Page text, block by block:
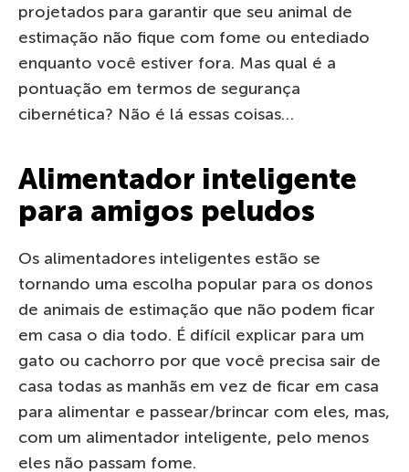
projetados para garantir que seu animal de
estimação não fique com fome ou entediado
enquanto você estiver fora. Mas qual é a
pontuação em termos de segurança
cibernética? Não é lá essas coisas…
Alimentador inteligente
para amigos peludos
Os alimentadores inteligentes estão se
tornando uma escolha popular para os donos
de animais de estimação que não podem ficar
em casa o dia todo. É difícil explicar para um
gato ou cachorro por que você precisa sair de
casa todas as manhãs em vez de ficar em casa
para alimentar e passear/brincar com eles, mas,
com um alimentador inteligente, pelo menos
eles não passam fome.